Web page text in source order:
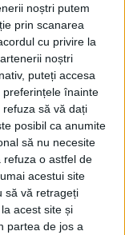
noștri putem
prin scanarea
cu privire la
noștri
puteți accesa
preferințele înainte
să vă dați
posibil ca anumite
să nu necesite
refuza o astfel de
acestui site
să vă retrageți
acest site și
partea de jos a
armata
care se spune că